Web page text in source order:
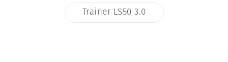
Trainer LS50 3.0